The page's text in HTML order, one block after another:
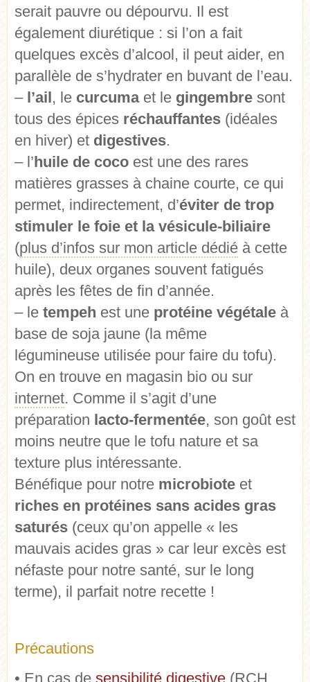
serait pauvre ou dépourvu. Il est
également diurétique : si l’on a fait
quelques excès d’alcool, il peut aider, en
parallèle de s’hydrater en buvant de l’eau.
– l’ail , le curcumaet le gingembre sont
tous des épices réchauffantes (idéales
en hiver) et digestives.
– l’ huile de coco est une des rares
matières grasses à chaine courte, ce qui
permet, indirectement, d’éviter de trop
stimuler le foie et la vésicule-biliaire
(plus d’infos sur mon article dédié à cette
huile), deux organes souvent fatigués
après les fêtes de fin d’année.
– le tempeh est une protéine végétale à
base de soja jaune (la même
légumineuse utilisée pour faire du tofu).
On en trouve en magasin bio ou sur
internet. Comme il s’agit d’une
préparation lacto-fermentée, son goût est
moins neutre que le tofu nature et sa
texture plus intéressante.
Bénéfique pour notre microbiote et
riches en protéines sans acides gras
saturés (ceux qu’on appelle « les
mauvais acides gras » car leur excès est
néfaste pour notre santé, sur le long
terme), il parfait notre recette !
Précautions
• En cas de sensibilité digestive (RCH,